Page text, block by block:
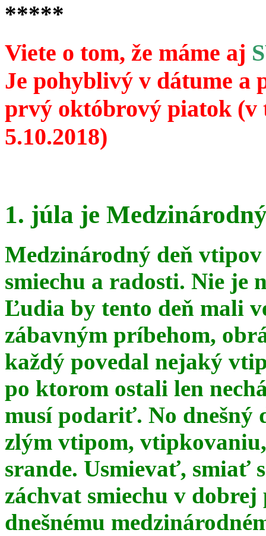
*****
Viete o tom, že máme aj
Je pohyblivý v dátume a
prvý októbrový piatok
5.10.2018)
1. júla je
Medzinárodný deň
smiechu a radosti. Nie je
Ľudia by tento deň mali
zábavným príbehom,
každý povedal nejaký
po ktorom ostali len
musí podariť. No dnešný
zlým vtipom,
srande. Usmievať, smiať
záchvat smiechu v
dnešnému